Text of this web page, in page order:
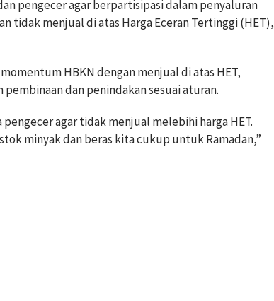
pengecer agar berpartisipasi dalam penyaluran
tidak menjual di atas Harga Eceran Tertinggi (HET),
HBKN dengan menjual di atas HET,
dan penindakan sesuai aturan.
agar tidak menjual melebihi harga HET.
minyak dan beras kita cukup untuk Ramadan,”